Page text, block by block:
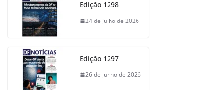
Edição 1298
24 de julho de 2026
Edição 1297
26 de junho de 2026